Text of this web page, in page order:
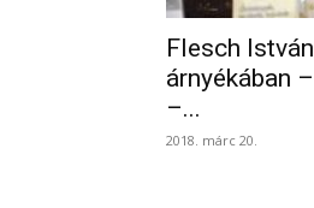
Flesch
árnyékában
–...
2018. márc 20.